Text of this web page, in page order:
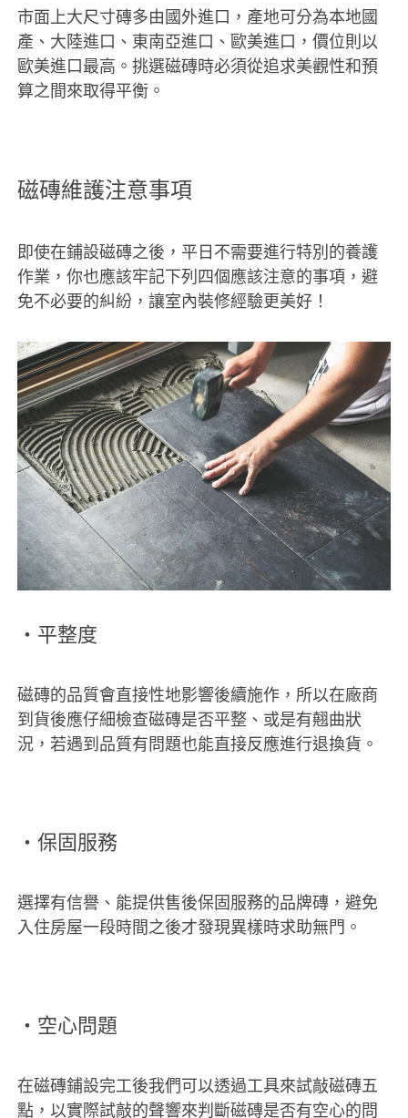
市面上大尺寸磚多由國外進口，產地可分為本地國
產、大陸進口、東南亞進口、歐美進口，價位則以
歐美進口最高。挑選磁磚時必須從追求美觀性和預
算之間來取得平衡。
磁磚維護注意事項
即使在鋪設磁磚之後，平日不需要進行特別的養護
作業，你也應該牢記下列四個應該注意的事項，避
免不必要的糾紛，讓室內裝修經驗更美好！
‧平整度
磁磚的品質會直接性地影響後續施作，所以在廠商
到貨後應仔細檢查磁磚是否平整、或是有翹曲狀
況，若遇到品質有問題也能直接反應進行退換貨。
‧保固服務
選擇有信譽、能提供售後保固服務的品牌磚，避免
入住房屋一段時間之後才發現異樣時求助無門。
‧空心問題
在磁磚鋪設完工後我們可以透過工具來試敲磁磚五
點，以實際試敲的聲響來判斷磁磚是否有空心的問